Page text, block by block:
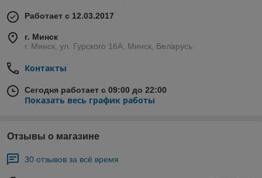
Работает с 12.03.2017
г. Минск
г. Минск, ул. Гурского 16А, Минск, Беларусь
Контакты
Сегодня работает с 09:00 до 22:00
Показать весь график работы
Отзывы о магазине
30 отзывов за всё время